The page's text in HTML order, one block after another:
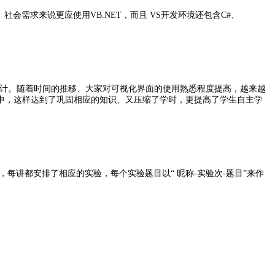
会需求来说更应使用VB.NET，而且 VS开发环境还包含C#、
。随着时间的推移、大家对可视化界面的使用熟悉程度提高，越来越
这样达到了巩固相应的知识、又压缩了学时，更提高了学生自主学
讲都安排了相应的实验，每个实验题目以“ 昵称-实验次-题目”来作